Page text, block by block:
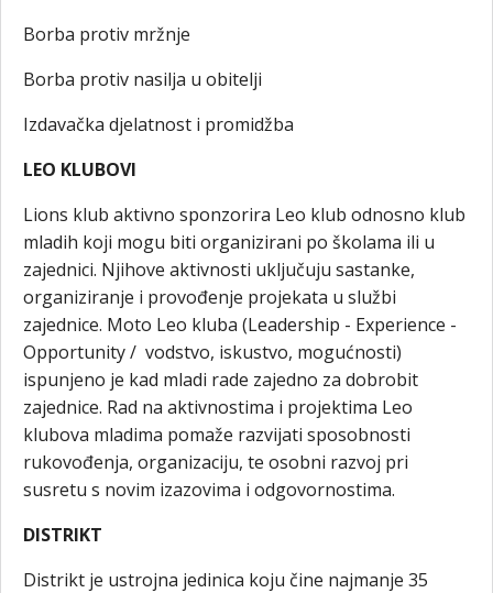
Borba protiv mržnje
Borba protiv nasilja u obitelji
Izdavačka djelatnost i promidžba
LEO KLUBOVI
Lions klub aktivno sponzorira Leo klub odnosno klub
mladih koji mogu biti organizirani po školama ili u
zajednici. Njihove aktivnosti uključuju sastanke,
organiziranje i provođenje projekata u službi
zajednice. Moto Leo kluba (Leadership - Experience -
Opportunity / vodstvo, iskustvo, mogućnosti)
ispunjeno je kad mladi rade zajedno za dobrobit
zajednice. Rad na aktivnostima i projektima Leo
klubova mladima pomaže razvijati sposobnosti
rukovođenja, organizaciju, te osobni razvoj pri
susretu s novim izazovima i odgovornostima.
DISTRIKT
Distrikt je ustrojna jedinica koju čine najmanje 35